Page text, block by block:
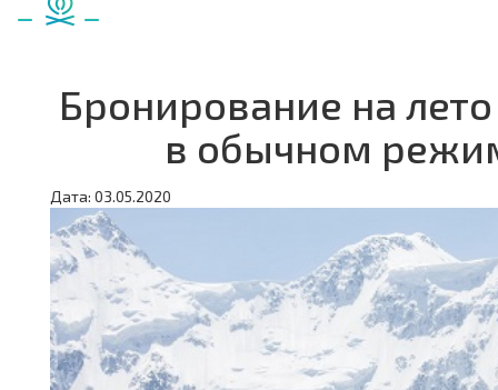
Бронирование на
в обычном
Дата: 03.05.2020